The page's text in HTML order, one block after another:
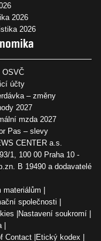
2026
2026
OSVČ
účty
– změny
2027
mzda 2027
Pas – slevy
CENTER a.s.
1, 100 00 Praha 10 -
B 19490 a dodavatelé
materiálům
společnosti
Nastavení soukromí
Contact Etický kodex